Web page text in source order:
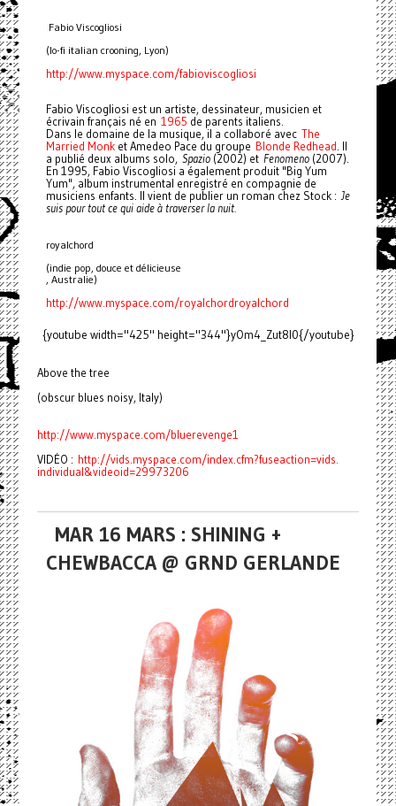
Fabio Viscogliosi
(lo-fi italian crooning, Lyon)
http://www.myspace.com/fabioviscogliosi
Fabio Viscogliosi est un artiste, dessinateur, musicien et
écrivain français né en 1965 de parents italiens.
Dans le domaine de la musique, il a collaboré avec The
Married Monket Amedeo Pace du groupe Blonde Redhead . Il
a publié deux albums solo, Spazio(2002) et Fenomeno(2007).
En 1995, Fabio Viscogliosi a également produit "Big Yum
Yum", album instrumental enregistré en compagnie de
musiciens enfants. Il vient de publier un roman chez Stock : Je
suis pour tout ce qui aide à traverser la nuit.
royalchord
(indie pop, douce et délicieuse
, Australie)
http://www.myspace.com/royalchordroyalchord
{youtube width="425" height="344"}yOm4_Zut8I0{/youtube}
Above the tree
(obscur blues noisy, Italy)
http://www.myspace.com/bluerevenge1
VIDÉO : http://vids.myspace.com/index. cfm?fuseaction=vids.
individual&videoid=29973206
MAR 16 MARS : SHINING +
CHEWBACCA @ GRND GERLANDE